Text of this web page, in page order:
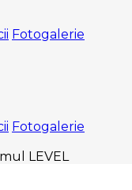
Fotogalerie
Fotogalerie
LEVEL